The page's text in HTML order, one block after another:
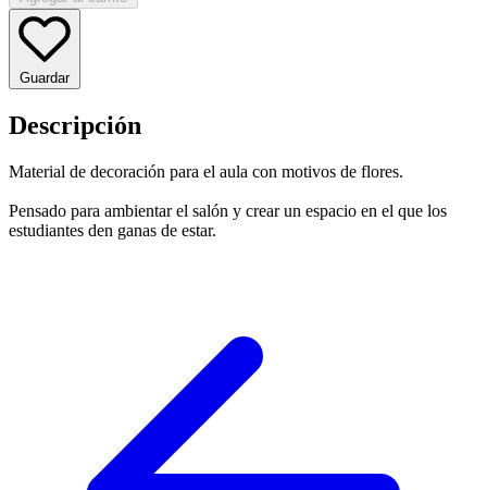
Guardar
Descripción
Material de decoración para el aula con motivos de flores.
Pensado para ambientar el salón y crear un espacio en el que los
estudiantes den ganas de estar.